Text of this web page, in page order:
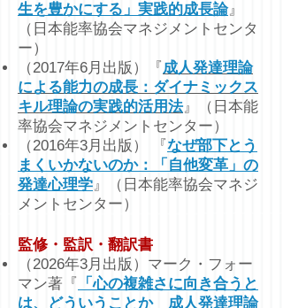
生を豊かにする」実践的成長論』
（日本能率協会マネジメントセンタ
ー）
（2017年6月出版）『成人発達理論
による能力の成長：ダイナミ ックス
キル理論の実践的活用法』
（日本能
率協会マネジメントセンター）
（2016年3月出版） 『なぜ部下とう
まくいかないのか：「自他変革」の
発達心理学』（ 日本能率協会マネジ
メントセンター）
監修・監訳・ 翻訳書
（2026年3月出版）マーク・フォー
マン著『
「心の複雑さに向き合うと
は、どういうことか 成人発達理論